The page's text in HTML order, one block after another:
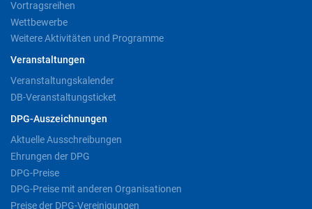
Vortragsreihen
Wettbewerbe
Weitere Aktivitäten und Programme
Veranstaltungen
Veranstaltungskalender
DB-Veranstaltungsticket
DPG-Auszeichnungen
Aktuelle Ausschreibungen
Ehrungen der DPG
DPG-Preise
DPG-Preise mit anderen Organisationen
Preise der DPG-Vereinigungen